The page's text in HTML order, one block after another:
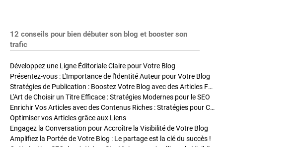
12 conseils pour bien débuter son blog et booster son
trafic
Développez une Ligne Éditoriale Claire pour Votre Blog
Présentez-vous : L'Importance de l'Identité Auteur pour Votre Blog
Stratégies de Publication : Boostez Votre Blog avec des Articles Fréquents et Exclusifs
L'Art de Choisir un Titre Efficace : Stratégies Modernes pour le SEO
Enrichir Vos Articles avec des Contenus Riches : Stratégies pour Captiver et Optimiser
Optimiser vos Articles grâce aux Liens
Engagez la Conversation pour Accroître la Visibilité de Votre Blog
Amplifiez la Portée de Votre Blog : Le partage est la clé du succès !